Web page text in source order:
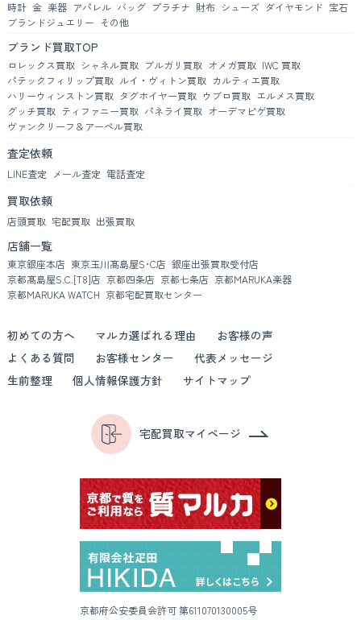
時計 金 楽器 アパレル バッグ プラチナ 財布 シューズ ダイヤモンド 宝石
ブランドジュエリー その他
ブランド買取TOP
ロレックス買取 シャネル買取 ブルガリ買取 オメガ買取 IWC 買取
パテックフィリップ買取 ルイ・ヴィトン買取 カルティエ買取
ハリーウィンストン買取 タグホイヤー買取 ウブロ買取 エルメス買取
グッチ買取 ティファニー買取 パネライ買取 オーデマピゲ買取
ヴァンクリーフ＆アーペル買取
査定依頼
LINE査定 メール査定 電話査定
買取依頼
店頭買取 宅配買取 出張買取
店舗一覧
東京銀座本店 東京玉川髙島屋S･C店 銀座出張買取受付店
京都髙島屋S.C.[T8]店 京都四条店 京都七条店 京都MARUKA楽器
京都MARUKA WATCH 京都宅配買取センター
初めての方へ マルカ選ばれる理由
お客様の声
よくある質問
お客様センター
代表メッセージ
生前整理
個人情報保護方針 サイトマップ
宅配買取マイページ
京都府公安委員会許可 第611070130005号